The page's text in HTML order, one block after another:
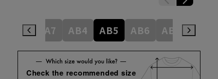
A6 A7 AB4 AB5 AB6 AB7
Check the recommended size